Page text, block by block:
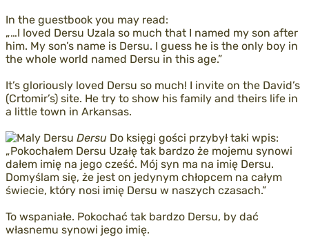
In the guestbook you may read:
„…I loved Dersu Uzala so much that I named my son after
him. My son’s name is Dersu. I guess he is the only boy in
the whole world named Dersu in this age.”
It’s gloriously loved Dersu so much! I invite on the David’s
(Crtomir’s) site. He try to show his family and theirs life in
a little town in Arkansas.
Dersu Do księgi gości przybył taki wpis:
„Pokochałem Dersu Uzałę tak bardzo że mojemu synowi
dałem imię na jego cześć. Mój syn ma na imię Dersu.
Domyślam się, że jest on jedynym chłopcem na całym
świecie, który nosi imię Dersu w naszych czasach.”
To wspaniałe. Pokochać tak bardzo Dersu, by dać
własnemu synowi jego imię.